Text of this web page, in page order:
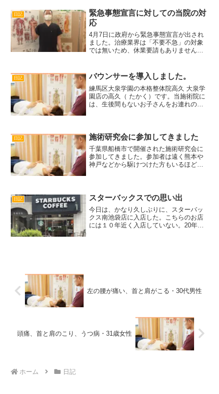
時近くになっていた...
日記
緊急事態宣言に対しての当院の対
応
4月7日に政府から緊急事態宣言が出され
ました。治療業界は「不要不急」の対象
では無いため、休業要請もありませんで
お電話がありました。そのような理由
で、本格整体院高久 大泉...
日記 バウンサーを導入しました。
練馬区大泉学園の本格整体院高久 大泉学
園店の高久（ たかく）です。当施術院に
は、生後間もないお子さんをお連れの方
ました。整体の施術後...
日記 施術研究会に参加してきました
千葉県船橋市で開催された施術研究会に
参加してきました。参加者は遠く熊本や
神戸などから駆けつけた方もいるほど
える研究会です。私は重く考...
日記 スターバックスでの思い出
今日は、かなり久しぶりに、スターバッ
クス南池袋店に入店した。こちらのお店
には１０年近く入店していない。20年近
左の腰が痛い、首と肩がこる・30代男性
頭痛、首と肩のこり、うつ病・31歳女性
ホーム 日記